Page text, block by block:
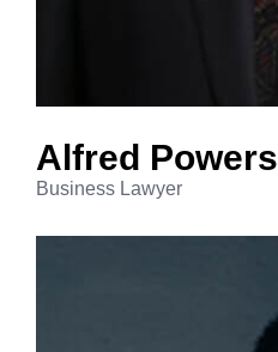
Alfred Powers
Business Lawyer